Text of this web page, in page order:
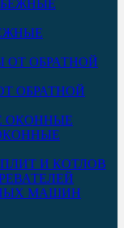
ОБРАТНОЙ
И КОТЛОВ
МАШИН